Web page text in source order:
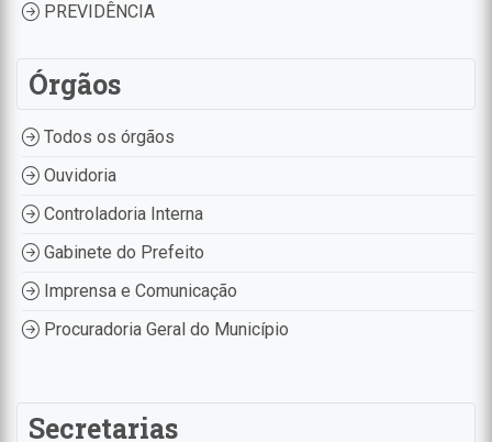
PREVIDÊNCIA
Órgãos
Todos os órgãos
Ouvidoria
Controladoria Interna
Gabinete do Prefeito
Imprensa e Comunicação
Procuradoria Geral do Município
Secretarias